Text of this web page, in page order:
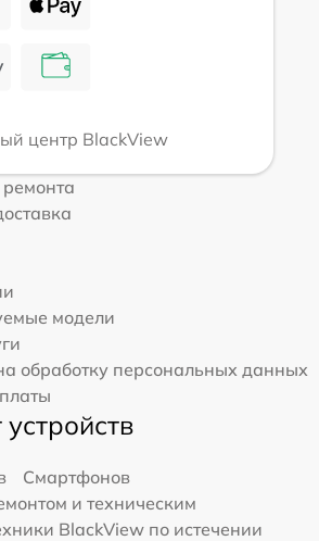
центр BlackView
ремонта
модели
обработку персональных данных
Смартфонов
и техническим
BlackView по истечении